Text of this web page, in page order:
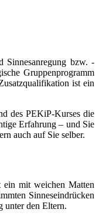
Sinnesanregung bzw. -
Gruppenprogramm
ist ein
des PEKiP-Kurses die
Erfahrung – und Sie
auch auf Sie selber.
ein mit weichen Matten
Sinneseindrücken
unter den Eltern.